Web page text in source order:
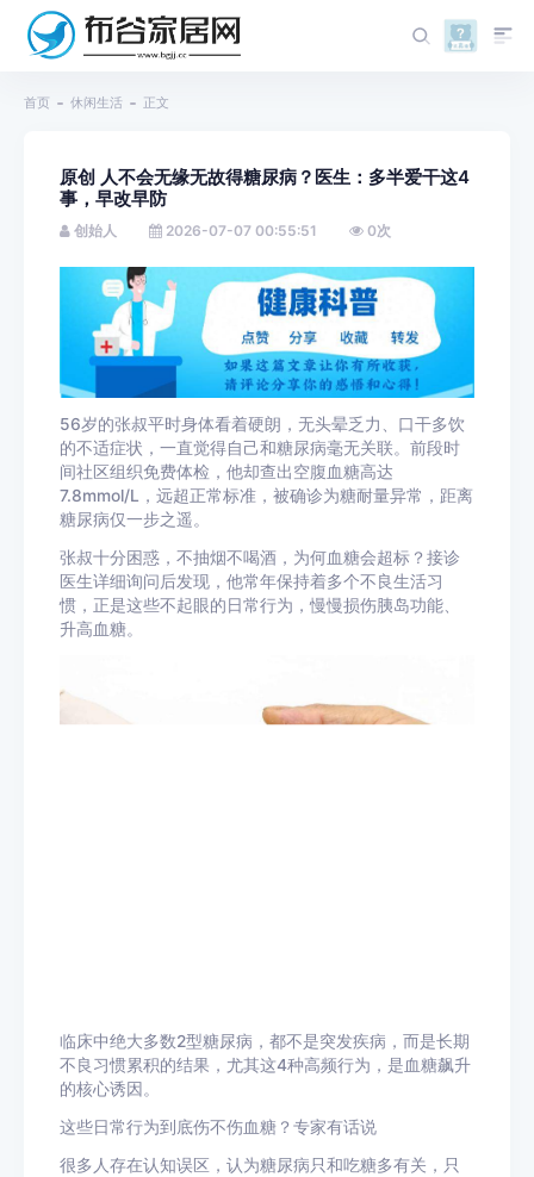
首页 休闲生活 正文
原创 人不会无缘无故得糖尿病？医生：多半爱干这4
事，早改早防
创始人 2026-07-07 00:55:51 0次
56岁的张叔平时身体看着硬朗，无头晕乏力、口干多饮
的不适症状，一直觉得自己和糖尿病毫无关联。前段时
间社区组织免费体检，他却查出空腹血糖高达
7.8mmol/L，远超正常标准，被确诊为糖耐量异常，距离
糖尿病仅一步之遥。
张叔十分困惑，不抽烟不喝酒，为何血糖会超标？接诊
医生详细询问后发现，他常年保持着多个不良生活习
惯，正是这些不起眼的日常行为，慢慢损伤胰岛功能、
升高血糖。
临床中绝大多数2型糖尿病，都不是突发疾病，而是长期
不良习惯累积的结果，尤其这4种高频行为，是血糖飙升
的核心诱因。
这些日常行为到底伤不伤血糖？专家有话说
很多人存在认知误区，认为糖尿病只和吃糖多有关，只